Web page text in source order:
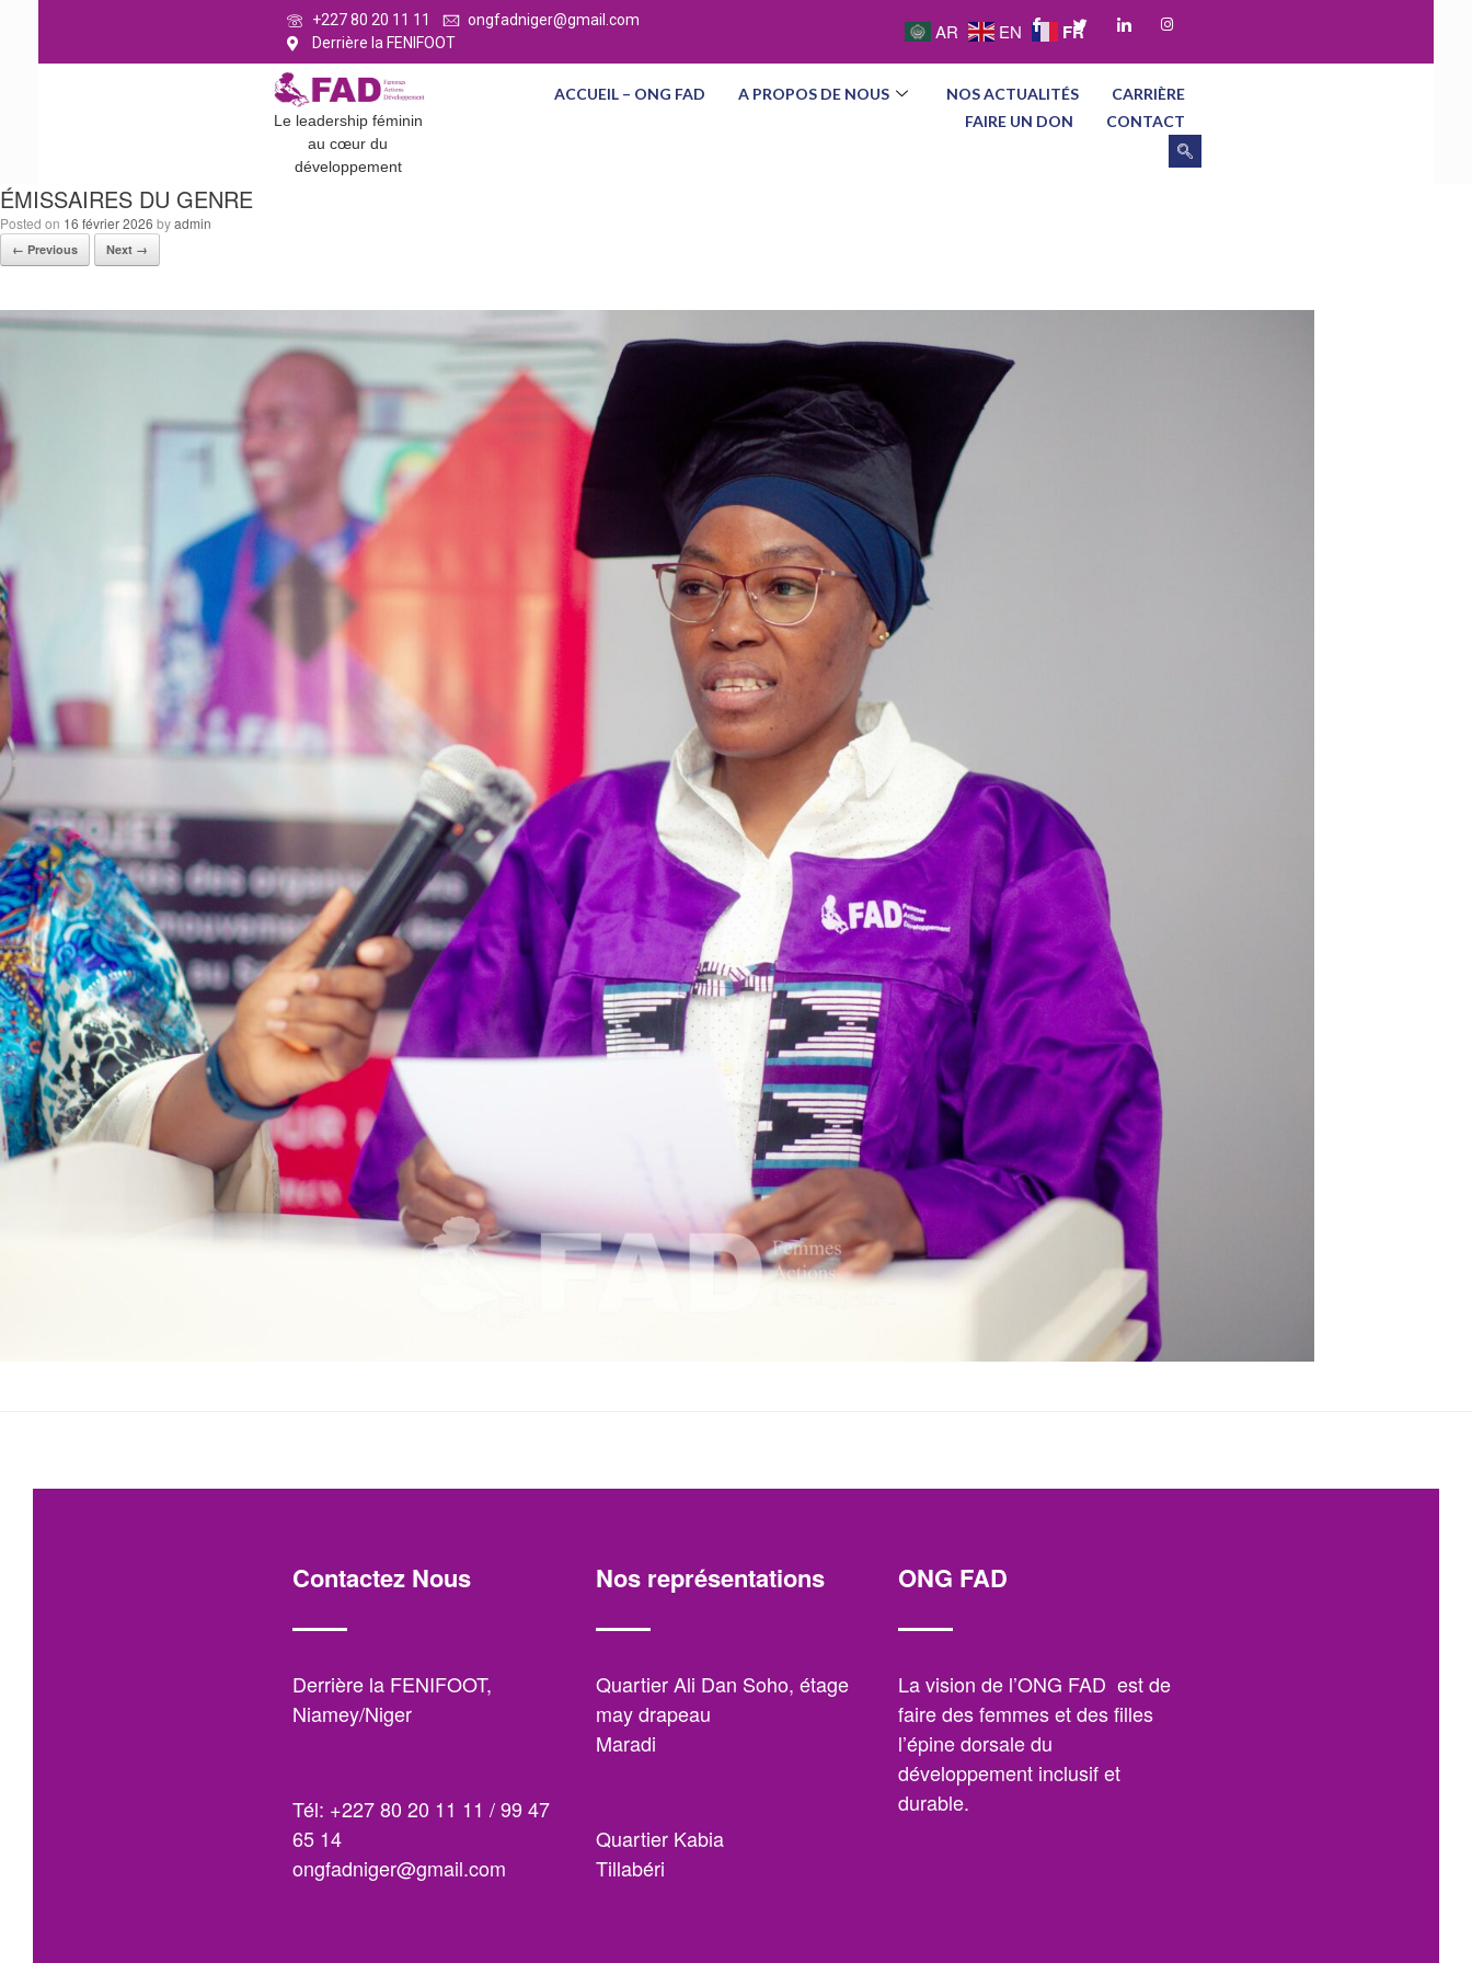
+227 80 20 11 11
ongfadniger@gmail.com
Derrière la FENIFOOT
AR EN FR
Le leadership féminin
au cœur du
développement
ACCUEIL – ONG FAD A PROPOS DE NOUS NOS ACTUALITÉS
CARRIÈRE
FAIRE UN DON
CONTACT
ÉMISSAIRES DU GENRE
Posted on 16 février 2026 byadmin
← Previous Next →
Contactez Nous
Derrière la FENIFOOT,
Niamey/Niger
Tél: +227 80 20 11 11 / 99 47
65 14
ongfadniger@gmail.com
Nos représentations
Quartier Ali Dan Soho, étage
may drapeau
Maradi
Quartier Kabia
Tillabéri
ONG FAD
La vision de l’ONG FAD est de
faire des femmes et des filles
l’épine dorsale du
développement inclusif et
durable.